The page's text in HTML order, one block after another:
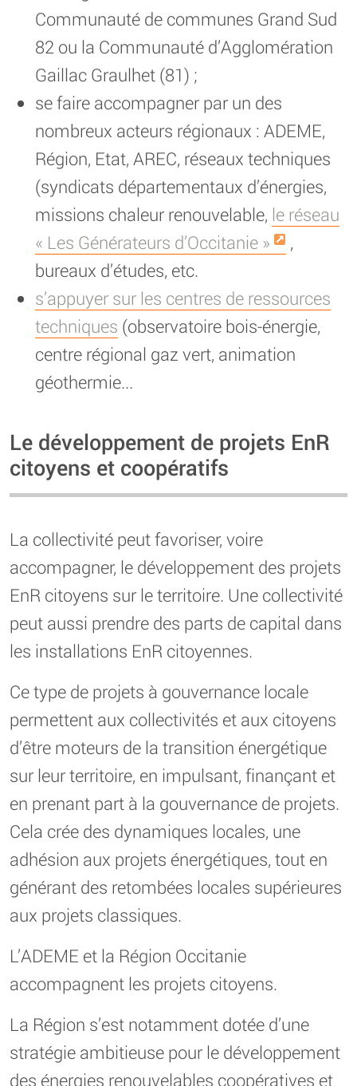
Communauté de communes Grand Sud
82 ou la Communauté d’Agglomération
Gaillac Graulhet (81) ;
se faire accompagner par un des
nombreux acteurs régionaux : ADEME,
Région, Etat, AREC, réseaux techniques
(syndicats départementaux d’énergies,
missions chaleur renouvelable, le réseau
« Les Générateurs d’Occitanie »
,
bureaux d’études, etc.
s’appuyer sur les centres de ressources
techniques (observatoire bois-énergie,
centre régional gaz vert, animation
géothermie...
Le développement de projets EnR
citoyens et coopératifs
La collectivité peut favoriser, voire
accompagner, le développement des projets
EnR citoyens sur le territoire. Une collectivité
peut aussi prendre des parts de capital dans
les installations EnR citoyennes.
Ce type de projets à gouvernance locale
permettent aux collectivités et aux citoyens
d’être moteurs de la transition énergétique
sur leur territoire, en impulsant, finançant et
en prenant part à la gouvernance de projets.
Cela crée des dynamiques locales, une
adhésion aux projets énergétiques, tout en
générant des retombées locales supérieures
aux projets classiques.
L’ADEME et la Région Occitanie
accompagnent les projets citoyens.
La Région s’est notamment dotée d’une
stratégie ambitieuse pour le développement
des énergies renouvelables coopératives et